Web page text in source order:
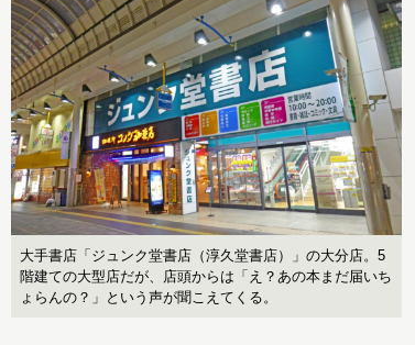
大手書店「ジュンク堂書店（淳久堂書店）」の大分店。5
階建ての大型店だが、店頭からは「え？あの本まだ届いち
ょらんの？」という声が聞こえてくる。